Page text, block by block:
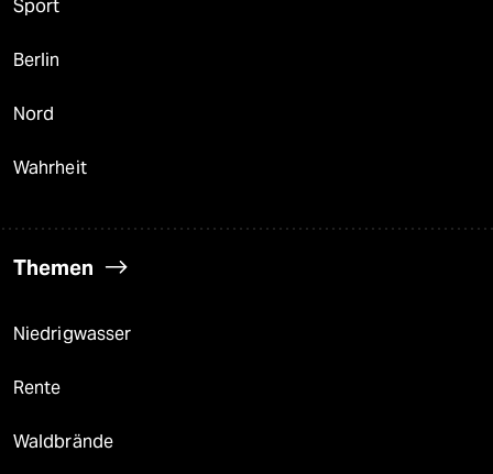
Sport
Berlin
Nord
Wahrheit
Themen
Niedrigwasser
Rente
Waldbrände